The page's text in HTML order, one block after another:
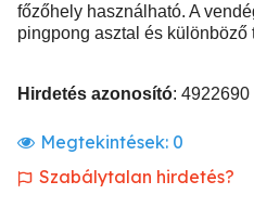
főzőhely használható. A
pingpong asztal és
Hirdetés azonosító: 4922690
Megtekintések: 0
Szabálytalan hirdetés?